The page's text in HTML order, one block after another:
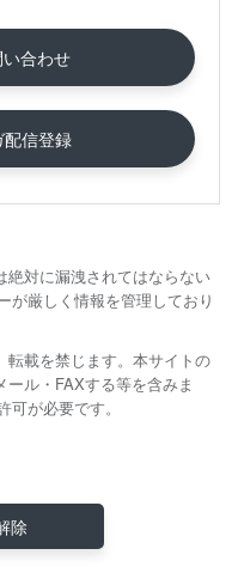
合わせ
配信登録
対に漏洩されてはならない
が厳しく情報を管理しており
載を禁じます。本サイトの
ル・FAXする等を含みま
が必要です。
除